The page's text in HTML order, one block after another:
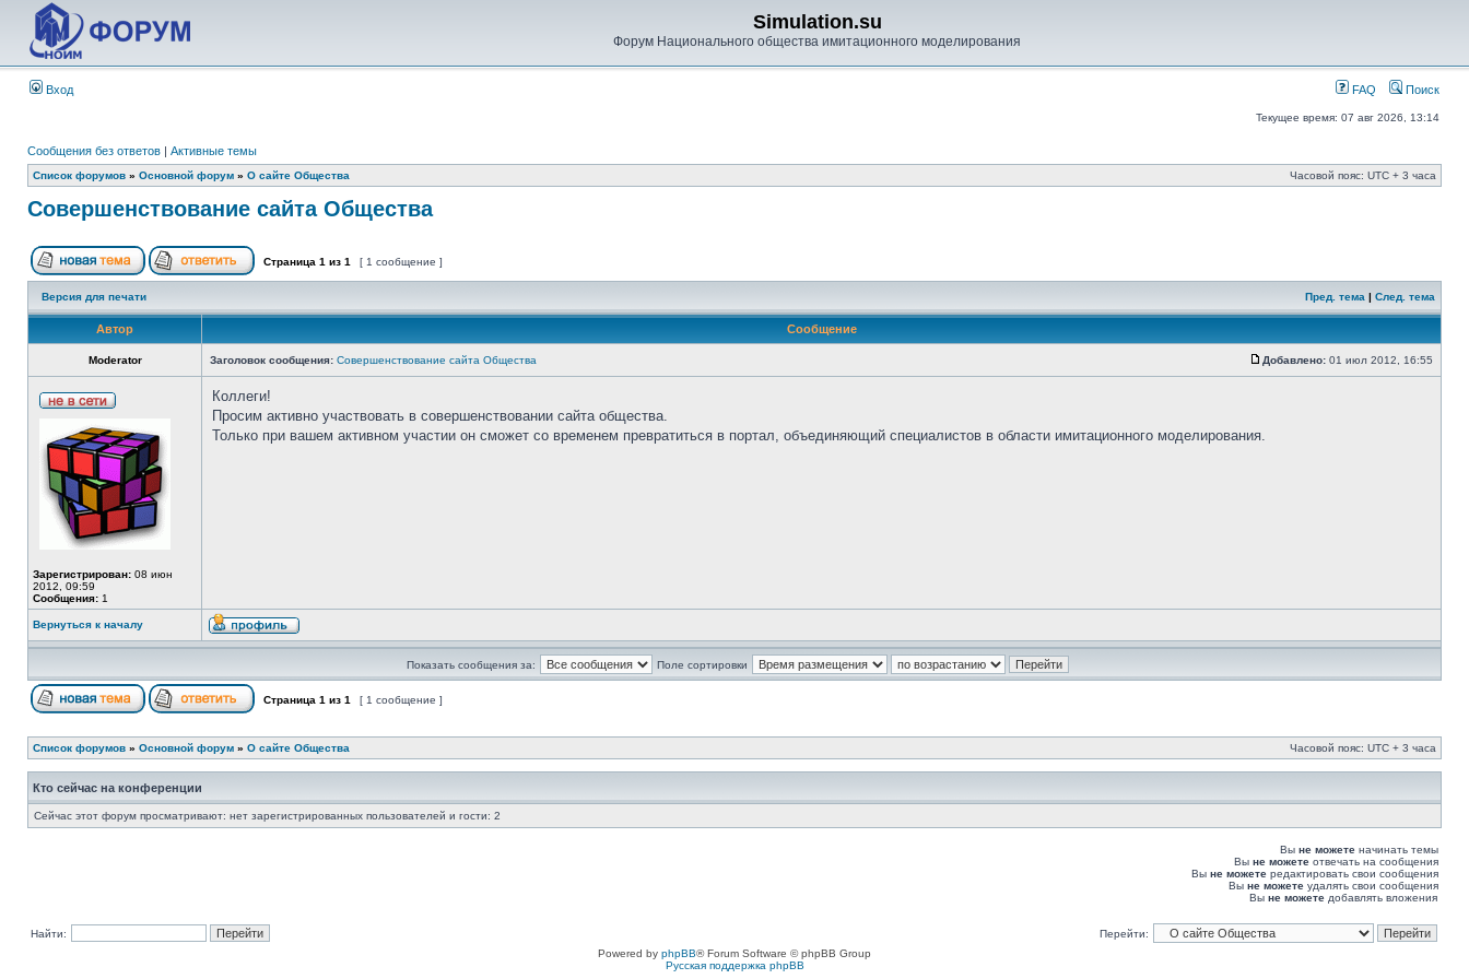
Simulation.su
Форум Национального общества имитационного моделирования
Вход FAQ Поиск
Текущее время: 07 авг 2026, 13:14
Сообщения без ответов | Активные темы
Список форумов » Основной форум » О сайте Общества Часовой пояс: UTC + 3 часа
Совершенствование сайта Общества
Страница 1 из 1 [ 1 сообщение ]
Версия для печати Пред. тема | След. тема
Автор Сообщение
Moderator Заголовок сообщения: Совершенствование сайта Общества Добавлено: 01 июл 2012, 16:55
Зарегистрирован: 08 июн
2012, 09:59
Сообщения: 1
Коллеги!
Просим активно участвовать в совершенствовании сайта общества.
Только при вашем активном участии он сможет со временем превратиться в портал, объединяющий специалистов в области имитационного моделирования.
Вернуться к началу
Показать сообщения за: Поле сортировки
Страница 1 из 1 [ 1 сообщение ]
Список форумов » Основной форум » О сайте Общества Часовой пояс: UTC + 3 часа
Кто сейчас на конференции
Сейчас этот форум просматривают: нет зарегистрированных пользователей и гости: 2
Вы не можете начинать темы
Вы не можете отвечать на сообщения
Вы не можете редактировать свои сообщения
Вы не можете удалять свои сообщения
Вы не можете добавлять вложения
Найти:
Перейти:
Powered by phpBB® Forum Software © phpBB Group
Русская поддержка phpBB